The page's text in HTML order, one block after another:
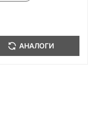
АНАЛОГИ